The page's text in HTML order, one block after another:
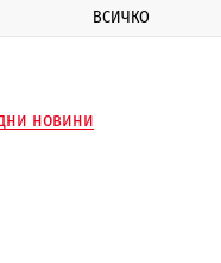
ВСИЧКО
новини